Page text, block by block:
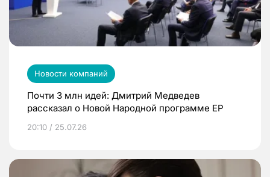
Новости компаний
Почти 3 млн идей: Дмитрий Медведев
рассказал о Новой Народной программе ЕР
20:10 / 25.07.26